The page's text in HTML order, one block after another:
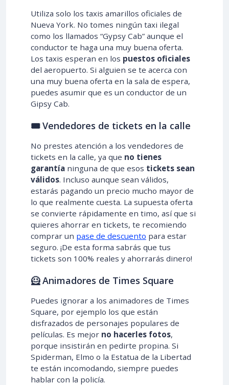
Utiliza solo los taxis amarillos oficiales de
Nueva York. No tomes ningún taxi ilegal
como los llamados “Gypsy Cab” aunque el
conductor te haga una muy buena oferta.
Los taxis esperan en los puestos oficiales
del aeropuerto. Si alguien se te acerca con
una muy buena oferta en la sala de espera,
puedes asumir que es un conductor de un
Gipsy Cab.
🎟️ Vendedores de tickets en la calle
No prestes atención a los vendedores de
tickets en la calle, ya que no tienes
garantía ninguna de que esos tickets sean
válidos. Incluso aunque sean válidos,
estarás pagando un precio mucho mayor de
lo que realmente cuesta. La supuesta oferta
se convierte rápidamente en timo, así que si
quieres ahorrar en tickets, te recomiendo
comprar un pase de descuento para estar
seguro. ¡De esta forma sabrás que tus
tickets son 100% reales y ahorrarás dinero!
🦸 Animadores de Times Square
Puedes ignorar a los animadores de Times
Square, por ejemplo los que están
disfrazados de personajes populares de
películas. Es mejor no hacerles fotos,
porque insistirán en pedirte propina. Si
Spiderman, Elmo o la Estatua de la Libertad
te están incomodando, siempre puedes
hablar con la policía.